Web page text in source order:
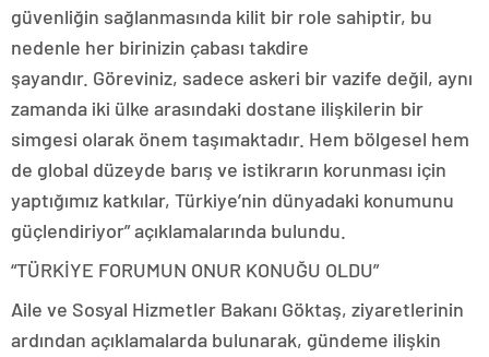
güvenliğin sağlanmasında kilit bir role sahiptir, bu
nedenle her birinizin çabası takdire
şayandır. Göreviniz, sadece askeri bir vazife değil, aynı
zamanda iki ülke arasındaki dostane ilişkilerin bir
simgesi olarak önem taşımaktadır. Hem bölgesel hem
de global düzeyde barış ve istikrarın korunması için
yaptığımız katkılar, Türkiye’nin dünyadaki konumunu
güçlendiriyor” açıklamalarında bulundu.
“TÜRKİYE FORUMUN ONUR KONUĞU OLDU”
Aile ve Sosyal Hizmetler Bakanı Göktaş, ziyaretlerinin
ardından açıklamalarda bulunarak, gündeme ilişkin